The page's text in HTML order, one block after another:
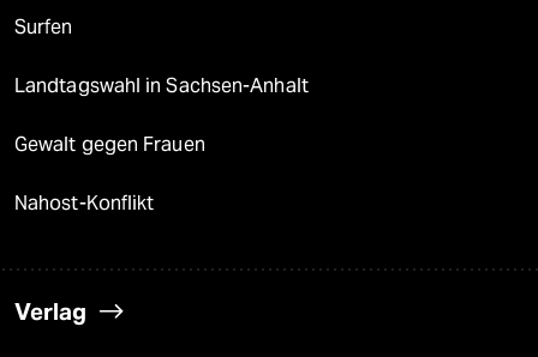
Surfen
Landtagswahl in Sachsen-Anhalt
Gewalt gegen Frauen
Nahost-Konflikt
Verlag